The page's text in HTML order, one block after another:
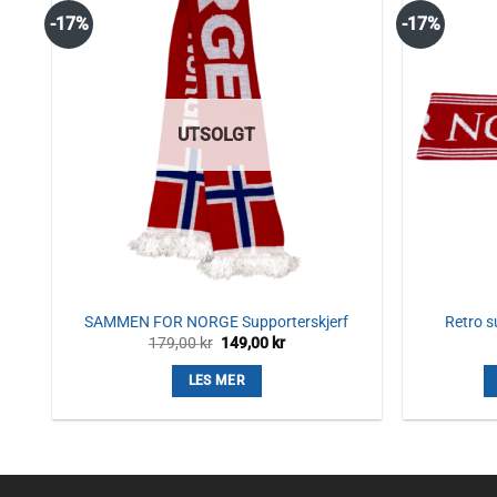
-17%
UTSOLGT
SAMMEN FOR NORGE Supporterskjerf
179,00kr Opprinnelig
var:
179,00 kr.
149,00 krNåværende
LES MER
-17%
Retro